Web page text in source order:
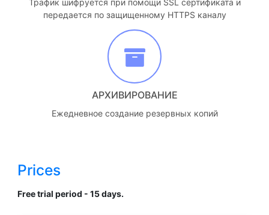
передается по защищенному HTTPS каналу
АРХИВИРОВАНИЕ
Ежедневное создание резервных копий
Prices
Free trial period - 15 days.